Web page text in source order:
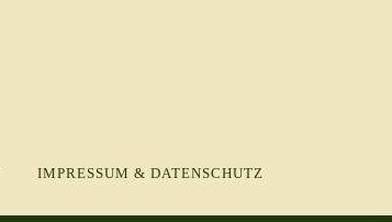
IMPRESSUM & DATENSCHUTZ